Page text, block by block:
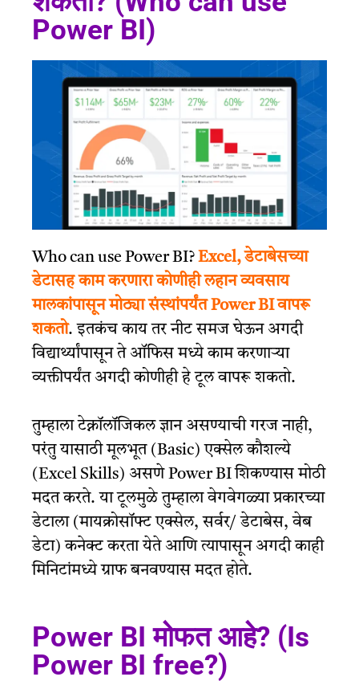
Power BI)
Who can use Power BI? Excel, डेटाबेसच्या
डेटासह काम करणारा कोणीही लहान व्यवसाय
मालकांपासून मोठ्या संस्थांपर्यंत Power BI वापरू
शकतो.इतकंच काय तर नीट समज घेऊन अगदी
विद्यार्थ्यांपासून ते ऑफिस मध्ये काम करणाऱ्या
व्यक्तीपर्यंत अगदी कोणीही हे टूल वापरू शकतो.
तुम्हाला टेक्नॉलॉजिकल ज्ञान असण्याची गरज नाही,
परंतु यासाठी मूलभूत (Basic) एक्सेल कौशल्ये
(Excel Skills) असणे Power BI शिकण्यास मोठी
मदत करते.या टूलमुळे तुम्हाला वेगवेगळ्या प्रकारच्या
डेटाला (मायक्रोसॉफ्ट एक्सेल, सर्वर/ डेटाबेस, वेब
डेटा) कनेक्ट करता येते आणि त्यापासून अगदी काही
मिनिटांमध्ये ग्राफ बनवण्यास मदत होते.
Power BI मोफत आहे? (Is
Power BI free?)